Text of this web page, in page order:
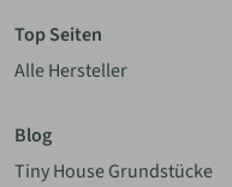
Top Seiten
Alle Hersteller
Blog
Tiny House Grundstücke